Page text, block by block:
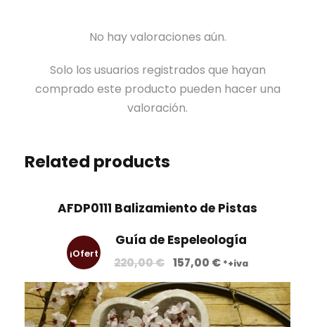
No hay valoraciones aún.
Solo los usuarios registrados que hayan
comprado este producto pueden hacer una
valoración.
Related products
AFDP0111 Balizamiento de Pistas
¡Ofert
a!
Guía de Espeleología
220,00€ E
l
p
r
157,00 €E
l
p
r
*+iva